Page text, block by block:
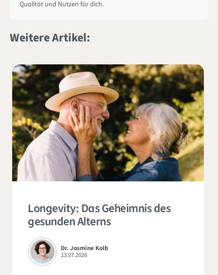
Qualität und Nutzen für dich.
Weitere Artikel:
Longevity: Das Geheimnis des
gesunden Alterns
Dr. Jasmine Kolb
13.07.2026